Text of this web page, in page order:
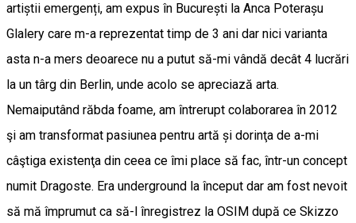
artiștii emergenți, am expus în București la Anca Poterașu
Glalery care m-a reprezentat timp de 3 ani dar nici varianta
asta n-a mers deoarece nu a putut să-mi vândă decât 4 lucrări
la un târg din Berlin, unde acolo se apreciază arta.
Nemaiputând răbda foame, am întrerupt colaborarea în 2012
şi am transformat pasiunea pentru artă și dorinţa de a-mi
câştiga existenţa din ceea ce îmi place să fac, într-un concept
numit Dragoste. Era underground la început dar am fost nevoit
să mă împrumut ca să-l înregistrez la OSIM după ce Skizzo